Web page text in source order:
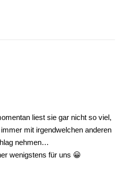
liest sie gar nicht so viel,
mit irgendwelchen anderen
nehmen…
wenigstens für uns 😀